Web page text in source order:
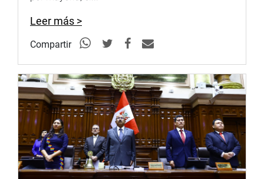
mayores casos en Piura con 80 mil 485; Lambayeque
38,109, en Lima 31,105 e Ica 17,817 casos.
OFICINA DE COMUNICACIONES E IMAGEN
INSTITUCIONAL
Leer más >
Compartir